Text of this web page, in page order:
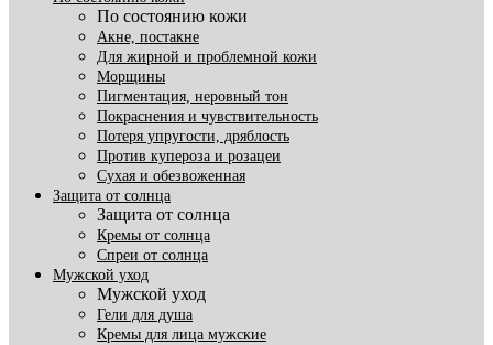
По состоянию кожи
Акне, постакне
Для жирной и проблемной кожи
Морщины
Пигментация, неровный тон
Покраснения и чувствительность
Потеря упругости, дряблость
Против купероза и розацеи
Сухая и обезвоженная
Защита от солнца
Защита от солнца
Кремы от солнца
Спреи от солнца
Мужской уход
Мужской уход
Гели для душа
Кремы для лица мужские